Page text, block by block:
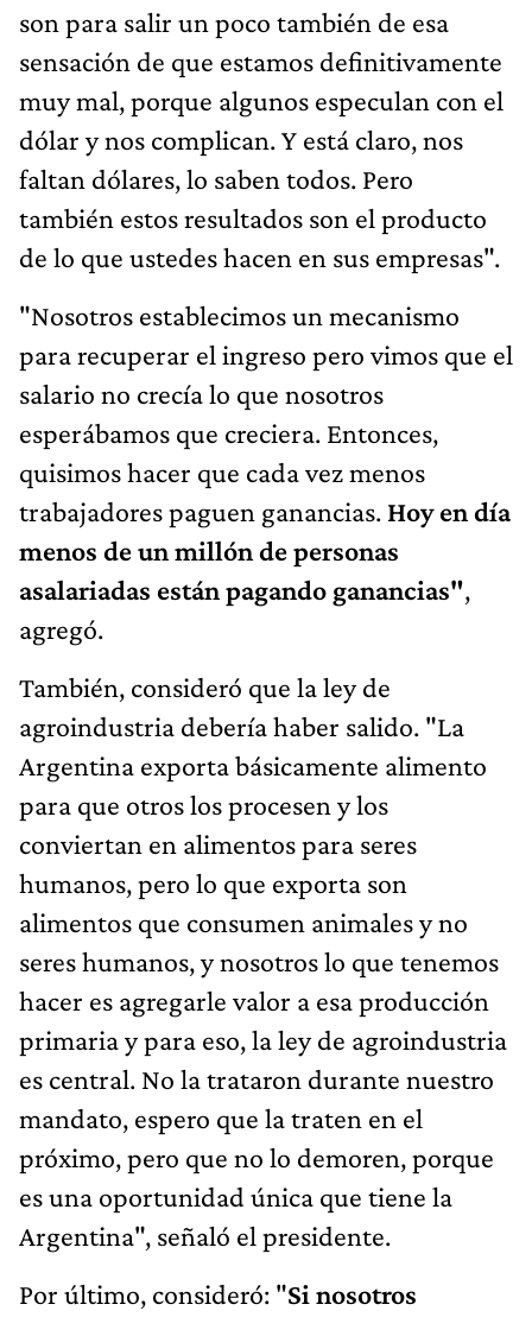
son para salir un poco también de esa
sensación de que estamos definitivamente
muy mal, porque algunos especulan con el
dólar y nos complican. Y está claro, nos
faltan dólares, lo saben todos. Pero
también estos resultados son el producto
de lo que ustedes hacen en sus empresas".
"Nosotros establecimos un mecanismo
para recuperar el ingreso pero vimos que el
salario no crecía lo que nosotros
esperábamos que creciera. Entonces,
quisimos hacer que cada vez menos
trabajadores paguen ganancias. Hoy en día
menos de un millón de personas
asalariadas están pagando ganancias",
agregó.
También, consideró que la ley de
agroindustria debería haber salido. "La
Argentina exporta básicamente alimento
para que otros los procesen y los
conviertan en alimentos para seres
humanos, pero lo que exporta son
alimentos que consumen animales y no
seres humanos, y nosotros lo que tenemos
hacer es agregarle valor a esa producción
primaria y para eso, la ley de agroindustria
es central. No la trataron durante nuestro
mandato, espero que la traten en el
próximo, pero que no lo demoren, porque
es una oportunidad única que tiene la
Argentina", señaló el presidente.
Por último, consideró: "Si nosotros